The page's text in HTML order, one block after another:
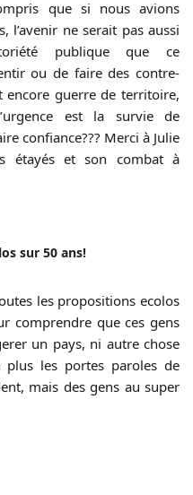
que si nous avions
l’avenir ne serait pas aussi
publique que ce
ou de faire des contre-
encore guerre de territoire,
est la survie de
confiance??? Merci à Julie
étayés et son combat à
sur 50 ans!
les propositions ecolos
comprendre que ces gens
un pays, ni autre chose
plus les portes paroles de
mais des gens au super